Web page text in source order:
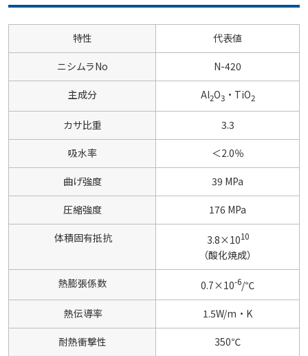
特性 代表値
ニシムラNo N-420
主成分 Al2O3・TiO2
カサ比重 3.3
吸水率 ＜2.0％
曲げ強度 39 MPa
圧縮強度 176 MPa
体積固有抵抗 3.8×1010
（酸化焼成）
熱膨張係数 0.7×10-6/℃
熱伝導率 1.5W/m・K
耐熱衝撃性 350℃